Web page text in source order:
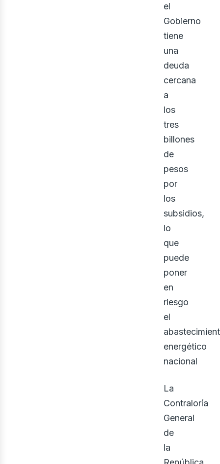
el
Gobierno
tiene
una
deuda
cercana
a
los
tres
billones
de
pesos
por
los
subsidios,
lo
que
puede
poner
en
riesgo
el
energético
nacional
La
Contraloría
General
de
la